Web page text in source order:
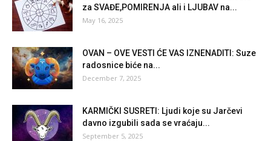
za SVAĐE,POMIRENJA ali i LJUBAV na...
May 16, 2025
OVAN – OVE VESTI ĆE VAS IZNENADITI: Suze
radosnice biće na...
December 7, 2025
KARMIČKI SUSRETI: Ljudi koje su Jarčevi
davno izgubili sada se vraćaju...
September 5, 2025